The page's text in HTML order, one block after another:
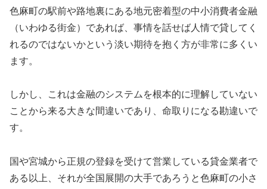
色麻町の駅前や路地裏にある地元密着型の中小消費者金融
（いわゆる街金）であれば、事情を話せば人情で貸してく
れるのではないかという淡い期待を抱く方が非常に多くい
ます。
しかし、これは金融のシステムを根本的に理解していない
ことから来る大きな間違いであり、命取りになる勘違いで
す。
国や宮城から正規の登録を受けて営業している貸金業者で
ある以上、それが全国展開の大手であろうと色麻町の小さ